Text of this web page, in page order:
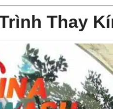
Thay